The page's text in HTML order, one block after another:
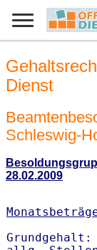
Dienst
Schleswig-
28.02.2009